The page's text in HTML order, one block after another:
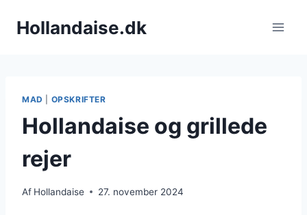
Hollandaise.dk
MAD OPSKRIFTER
Hollandaise og grillede
rejer
Af Hollandaise 27. november 2024